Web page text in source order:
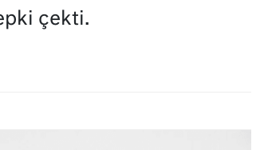
çekti.